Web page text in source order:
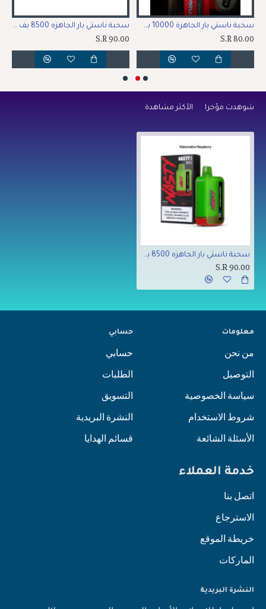
سحبة ناستي بار الجاهزة 10000 بف مشروب الطاقة
S.R 80.00
سحبة ناستي بار الجاهزه 8500 بف فواكه استوائية
S.R 90.00
شوهدت مؤخراً الأكثر مشاهدة
سحبة ناستي بار الجاهزه 8500 بف بطيخ وتوت
S.R 90.00
معلومات
من نحن
التوصيل
سياسة الخصوصية
شروط الاستخدام
الأسئلة الشائعة
حسابي
حسابي
الطلبات
التسويق
النشرة البريدية
قسائم الهدايا
خدمة العملاء
اتصل بنا
الاسترجاع
خريطة الموقع
الماركات
النشرة البريدية